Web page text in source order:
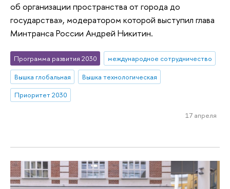
об организации пространства от города до
государства», модератором которой выступил глава
Минтранса России Андрей Никитин.
Программа развития 2030
международное сотрудничество
Вышка глобальная
Вышка технологическая
Приоритет 2030
17 апреля